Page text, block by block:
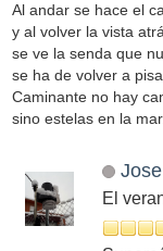
Al andar se hace el
y al volver la vista
se ve la senda que
se ha de volver a
Caminante no hay
sino estelas en la
El